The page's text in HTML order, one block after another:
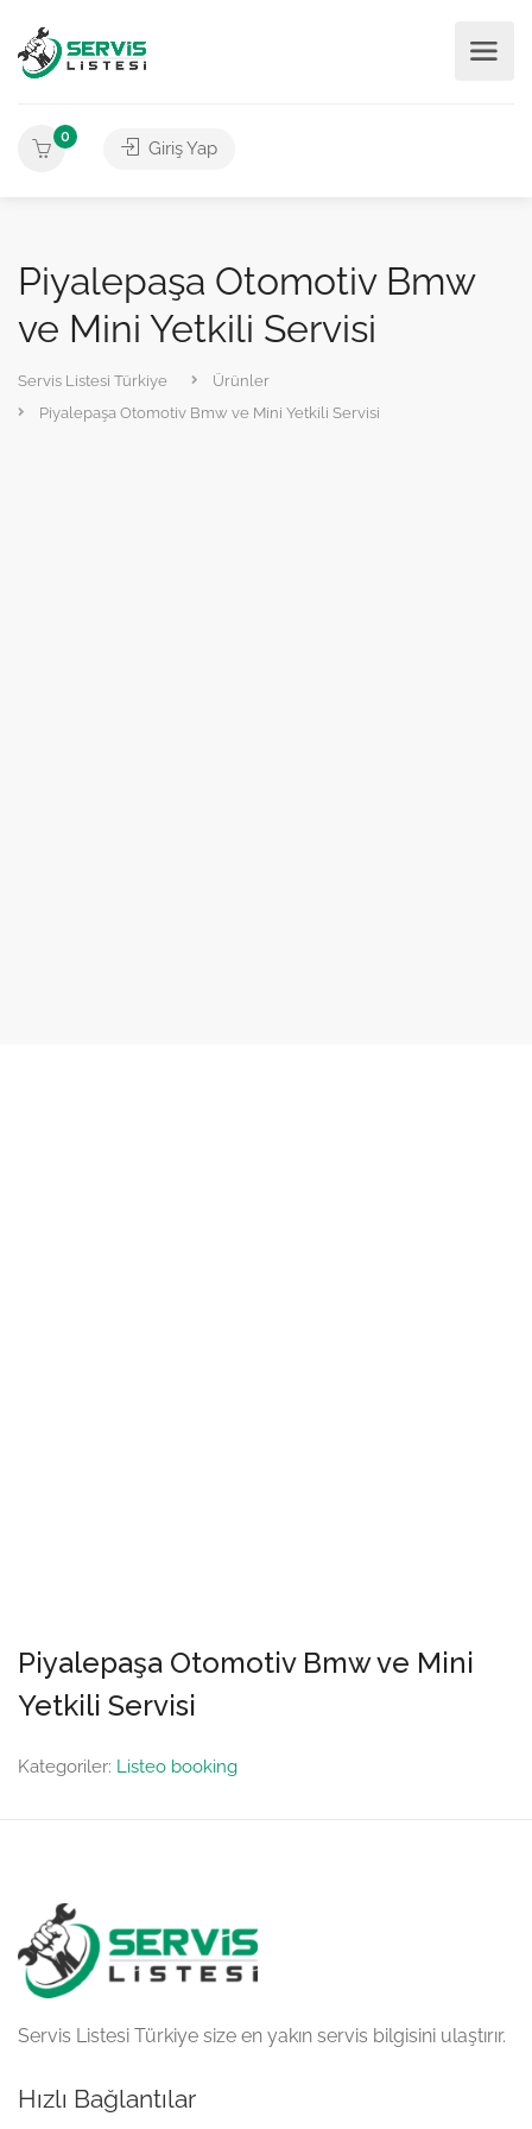
0
Giriş Yap
Piyalepaşa Otomotiv Bmw
ve Mini Yetkili Servisi
Servis Listesi Türkiye
Ürünler
Piyalepaşa Otomotiv Bmw ve Mini Yetkili Servisi
Piyalepaşa Otomotiv Bmw ve Mini
Yetkili Servisi
Kategoriler: Listeo booking
Servis Listesi Türkiye size en yakın servis bilgisini ulaştırır.
Hızlı Bağlantılar